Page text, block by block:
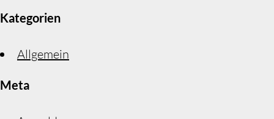
Kategorien
Allgemein
Meta